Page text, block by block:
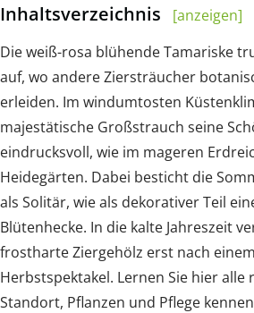
Inhaltsverzeichnis
[anzeigen]
Die weiß-rosa blühende Tamariske
auf, wo andere Ziersträucher
erleiden. Im windumtosten
majestätische Großstrauch seine
eindrucksvoll, wie im mageren
Heidegärten. Dabei besticht die
als Solitär, wie als dekorativer Teil
Blütenhecke. In die kalte Jahreszeit
frostharte Ziergehölz erst nach
Herbstspektakel. Lernen Sie hier alle
Standort, Pflanzen und Pflege